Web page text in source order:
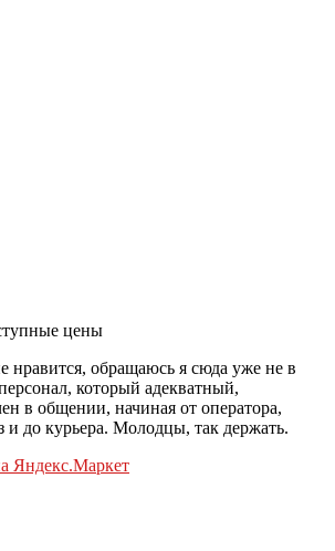
цены
нравится, обращаюсь я сюда уже не в
который адекватный,
в общении, начиная от оператора,
и до курьера. Молодцы, так держать.
Яндекс.Маркет